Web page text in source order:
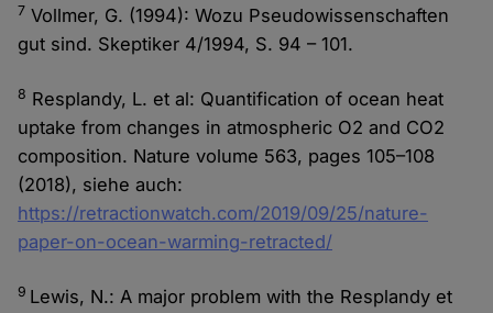
7 Vollmer, G. (1994): Wozu Pseudowissenschaften
gut sind. Skeptiker 4/1994, S. 94 – 101.
8 Resplandy, L. et al: Quantification of ocean heat
uptake from changes in atmospheric O2 and CO2
composition. Nature volume 563, pages 105–108
(2018), siehe auch:
https://retractionwatch.com/2019/09/25/nature-
paper-on-ocean-warming-retracted/
9 Lewis, N.: A major problem with the Resplandy et